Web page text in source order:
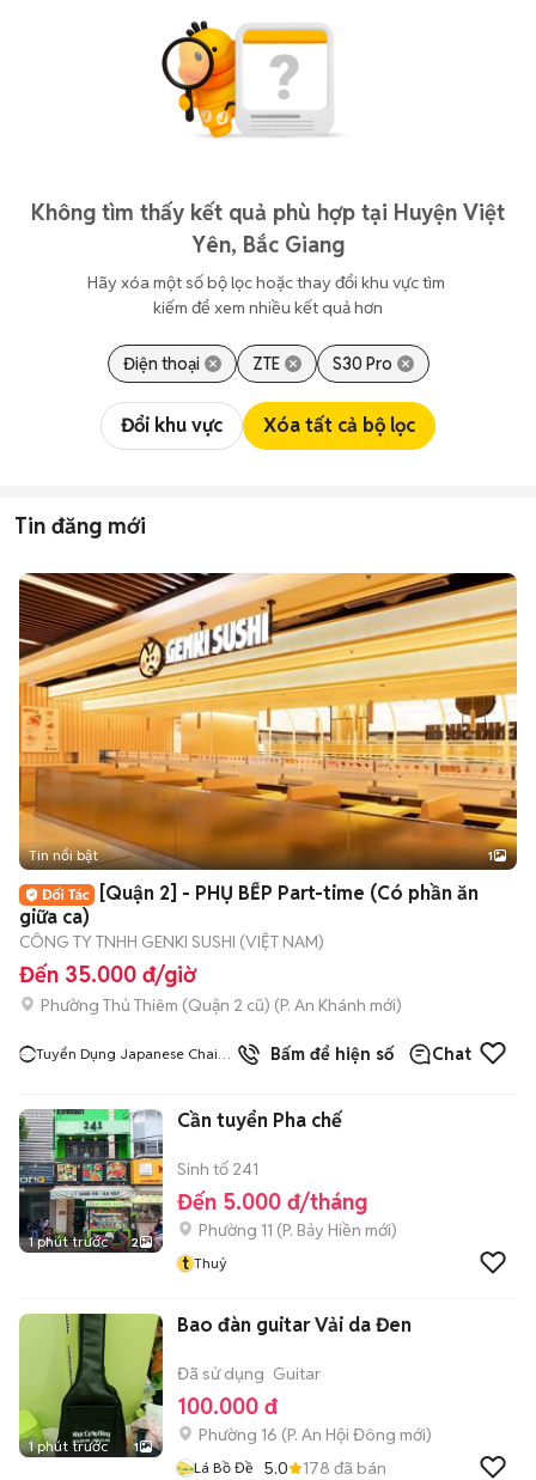
Không tìm thấy kết quả phù hợp tại Huyện Việt
Yên, Bắc Giang
Hãy xóa một số bộ lọc hoặc thay đổi khu vực tìm
kiếm để xem nhiều kết quả hơn
Điện thoại ZTE S30 Pro
Đổi khu vực Xóa tất cả bộ lọc
Tin đăng mới
Tin nổi bật 1
[Quận 2] - PHỤ BẾP Part-time (Có phần ăn
giữa ca)
CÔNG TY TNHH GENKI SUSHI (VIỆT NAM)
Đến 35.000 đ/giờ
Phường Thủ Thiêm (Quận 2 cũ) (P. An Khánh mới)
Tuyển Dụng Japanese Chain
Bấm để hiện số Chat
1 phút trước 2
Cần tuyển Pha chế
Sinh tố 241
Đến 5.000 đ/tháng
Phường 11 (P. Bảy Hiền mới)
t Thuỷ
1 phút trước 1
Bao đàn guitar Vải da Đen
Đã sử dụng Guitar
100.000 đ
Phường 16 (P. An Hội Đông mới)
Lá Bồ Đề 5.0 178 đã bán